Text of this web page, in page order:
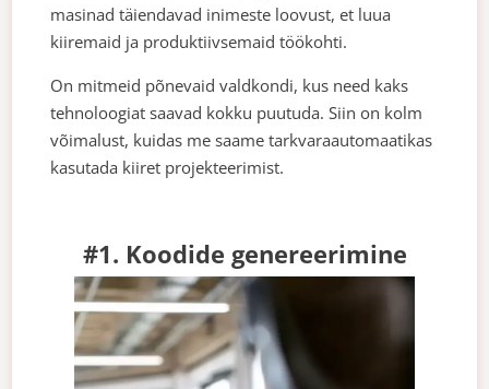
masinad täiendavad inimeste loovust, et luua
kiiremaid ja produktiivsemaid töökohti.
On mitmeid põnevaid valdkondi, kus need kaks
tehnoloogiat saavad kokku puutuda. Siin on kolm
võimalust, kuidas me saame tarkvaraautomaatikas
kasutada kiiret projekteerimist.
#1. Koodide genereerimine